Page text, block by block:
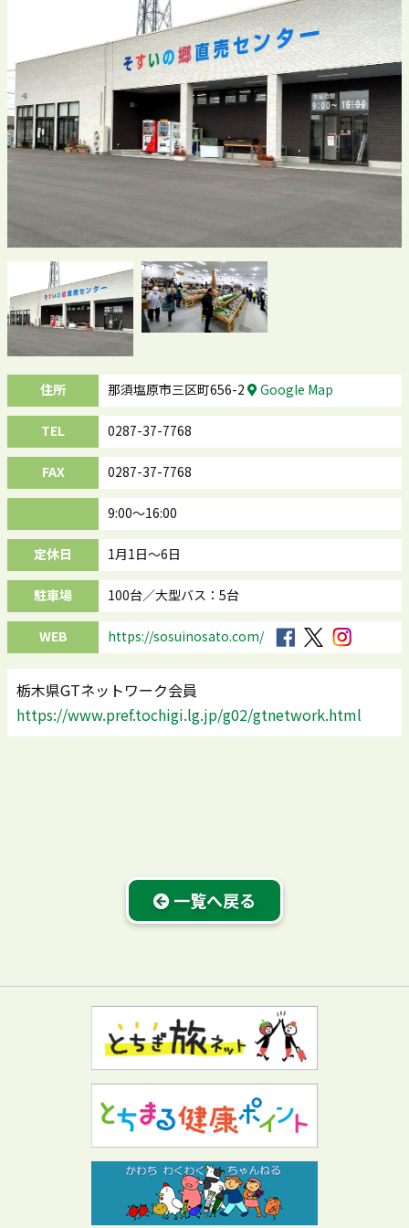
住所 那須塩原市三区町656-2 Google Map
TEL 0287-37-7768
FAX 0287-37-7768
9:00～16:00
定休日 1月1日～6日
駐車場 100台／大型バス：5台
WEB https://sosuinosato.com/
栃木県GTネットワーク会員
https://www.pref.tochigi.lg.jp/g02/gtnetwork.html
一覧へ戻る